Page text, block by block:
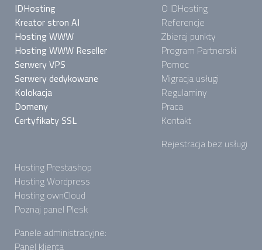
IDHosting
Kreator stron AI
Hosting WWW
Hosting WWW Reseller
Serwery VPS
Serwery dedykowane
Kolokacja
Domeny
Certyfikaty SSL
O IDHosting
Referencje
Zbieraj punkty
Program Partnerski
Pomoc
Migracja usługi
Regulaminy
Praca
Kontakt
Rejestracja bez usługi
Hosting Prestashop
Hosting Wordpress
Hosting ownCloud
Poznaj panel Plesk
Panele administracyjne:
Panel klienta